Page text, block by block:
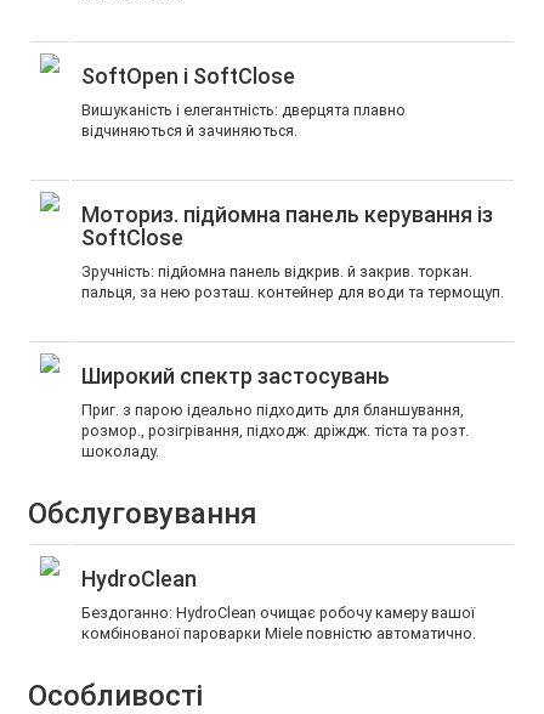
SoftOpen і SoftClose
Вишуканість і елегантність: дверцята плавно
відчиняються й зачиняються.
Моториз. підйомна панель керування із
SoftClose
Зручність: підйомна панель відкрив. й закрив. торкан.
пальця, за нею розташ. контейнер для води та термощуп.
Широкий спектр застосувань
Приг. з парою ідеально підходить для бланшування,
розмор., розігрівання, підходж. дріждж. тіста та розт.
шоколаду.
Обслуговування
HydroClean
Бездоганно: HydroClean очищає робочу камеру вашої
комбінованої пароварки Miele повністю автоматично.
Особливості